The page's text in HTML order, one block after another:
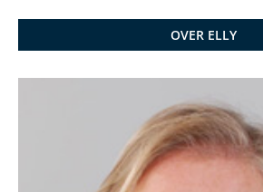
OVER ELLY